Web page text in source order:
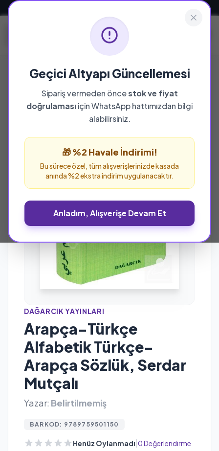
Geçici Altyapı Güncellemesi
Sipariş vermeden öncestok ve fiyat
doğrulamasıiçin WhatsApp hattımızdan bilgi
alabilirsiniz.
🎁 %2 Havale İndirimi!
Bu sürece özel, tüm alışverişlerinizde kasada
anında %2 ekstra indirim uygulanacaktır.
Anladım, Alışverişe Devam Et
%25 İNDİRİM
DAĞARCIK YAYINLARI
Arapça-Türkçe
Alfabetik Türkçe-
Arapça Sözlük, Serdar
Mutçalı
Yazar: Belirtilmemiş
BARKOD: 9789759501150
Henüz Oylanmadı 0 Değerlendirme